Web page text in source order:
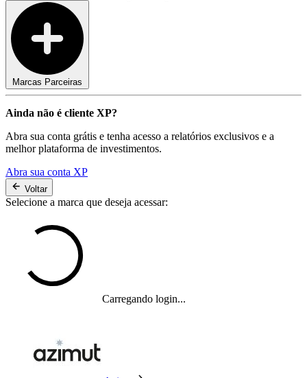
Marcas Parceiras
Ainda não é cliente XP?
Abra sua conta grátis e tenha acesso a relatórios exclusivos e a
melhor plataforma de investimentos.
Abra sua conta XP
Voltar
Selecione a marca que deseja acessar:
Carregando login...